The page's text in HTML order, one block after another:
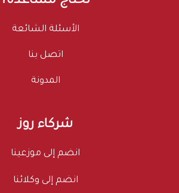
الأسئلة الشائعة
اتصل بنا
المدونة
شركاء روز
انضم إلى موزعينا
انضم إلى وكلائنا